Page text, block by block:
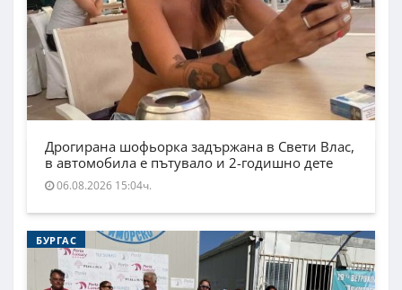
Дрогирана шофьорка задържана в Свети Влас,
в автомобила е пътувало и 2-годишно дете
06.08.2026 15:04ч.
БУРГАС